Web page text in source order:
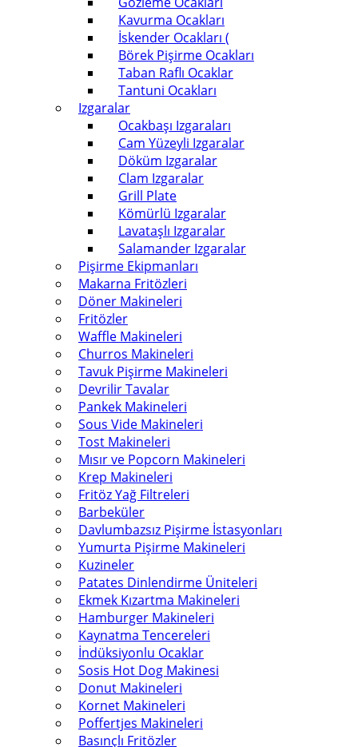
Kavurma Ocakları
İskender Ocakları (
Börek Pişirme Ocakları
Taban Raflı Ocaklar
Tantuni Ocakları
Izgaralar
Ocakbaşı Izgaraları
Cam Yüzeyli Izgaralar
Döküm Izgaralar
Clam Izgaralar
Grill Plate
Kömürlü Izgaralar
Lavataşlı Izgaralar
Salamander Izgaralar
Pişirme Ekipmanları
Makarna Fritözleri
Döner Makineleri
Fritözler
Waffle Makineleri
Churros Makineleri
Tavuk Pişirme Makineleri
Devrilir Tavalar
Pankek Makineleri
Sous Vide Makineleri
Tost Makineleri
Mısır ve Popcorn Makineleri
Krep Makineleri
Fritöz Yağ Filtreleri
Barbeküler
Davlumbazsız Pişirme İstasyonları
Yumurta Pişirme Makineleri
Kuzineler
Patates Dinlendirme Üniteleri
Ekmek Kızartma Makineleri
Hamburger Makineleri
Kaynatma Tencereleri
İndüksiyonlu Ocaklar
Sosis Hot Dog Makinesi
Donut Makineleri
Kornet Makineleri
Poffertjes Makineleri
Basınçlı Fritözler